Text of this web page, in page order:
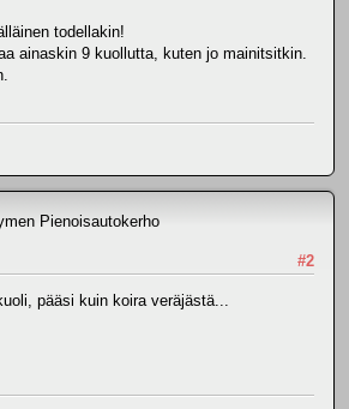
todellakin!
ainaskin 9 kuollutta, kuten jo mainitsitkin.
Pienoisautokerho
#2
pääsi kuin koira veräjästä...